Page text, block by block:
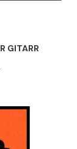
GITARR